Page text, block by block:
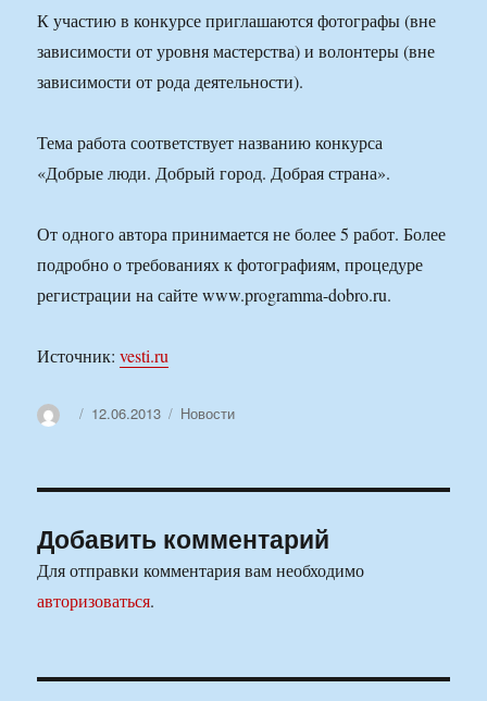
К участию в конкурсе приглашаются фотографы (вне
зависимости от уровня мастерства) и волонтеры (вне
зависимости от рода деятельности).
Тема работа соответствует названию конкурса
«Добрые люди. Добрый город. Добрая страна».
От одного автора принимается не более 5 работ. Более
подробно о требованиях к фотографиям, процедуре
регистрации на сайте www.programma-dobro.ru.
Источник:vesti.ru
АвторОпубликовано
12.06.2013 Рубрики
Новости
Добавить комментарий
Для отправки комментария вам необходимо
авторизоваться.